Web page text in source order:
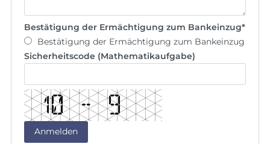
Bestätigung der Ermächtigung zum Bankeinzug*
Bestätigung der Ermächtigung zum Bankeinzug
Sicherheitscode (Mathematikaufgabe)